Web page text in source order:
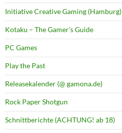
Initiative Creative Gaming (Hamburg)
Kotaku – The Gamer's Guide
PC Games
Play the Past
Releasekalender (@ gamona.de)
Rock Paper Shotgun
Schnittberichte (ACHTUNG! ab 18)